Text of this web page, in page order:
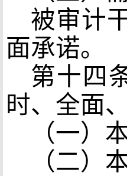
被审计
面承诺。
第十四
时、全面
（一）
（二）